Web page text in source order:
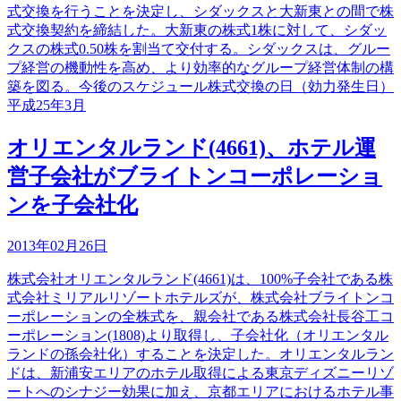
式交換を行うことを決定し、シダックスと大新東との間で株
式交換契約を締結した。大新東の株式1株に対して、シダッ
クスの株式0.50株を割当て交付する。シダックスは、グルー
プ経営の機動性を高め、より効率的なグループ経営体制の構
築を図る。今後のスケジュール株式交換の日（効力発生日）
平成25年3月
オリエンタルランド(4661)、ホテル運
営子会社がブライトンコーポレーショ
ンを子会社化
2013年02月26日
株式会社オリエンタルランド(4661)は、100%子会社である株
式会社ミリアルリゾートホテルズが、株式会社ブライトンコ
ーポレーションの全株式を、親会社である株式会社長谷工コ
ーポレーション(1808)より取得し、子会社化（オリエンタル
ランドの孫会社化）することを決定した。オリエンタルラン
ドは、新浦安エリアのホテル取得による東京ディズニーリゾ
ートへのシナジー効果に加え、京都エリアにおけるホテル事